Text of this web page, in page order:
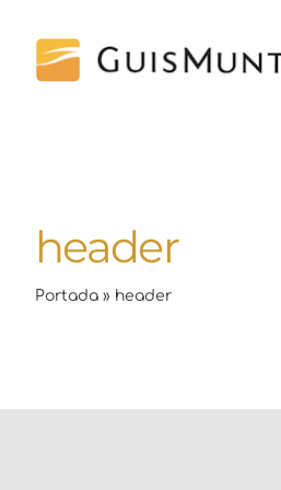
contenido
header
Portada» header